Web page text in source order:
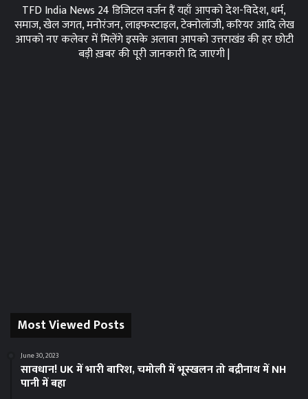
TFD India News 24 डिजिटल वर्जन हैं यहाँ आपको देश-विदेश, धर्म,
समाज, खेल जगत, मनोरंजन, लाइफस्टाइल, टेक्नोलॉजी, करियर आदि लेख
आपको नए कलेवर में मिलेंगे इसके अलावा आपको उत्तराखंड की हर छोटी
बड़ी ख़बर की पूरी जानकारी दि जाएगी |
Most Viewed Posts
June 30, 2023
सावधान! UK में भारी बारिश, चमोली में भूस्‍खलन तो बद्रीनाथ में NH
पानी में बहा